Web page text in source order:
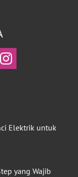
Elektrik untuk
yang Wajib